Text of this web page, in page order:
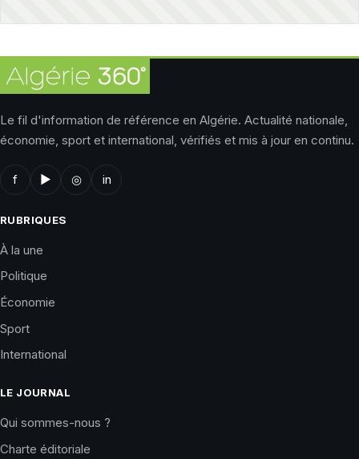
Le fil d'information de référence en Algérie. Actualité nationale,
économie, sport et international, vérifiés et mis à jour en continu.
f ▶ ◎ in
RUBRIQUES
À la une
Politique
Économie
Sport
International
LE JOURNAL
Qui sommes-nous ?
Charte éditoriale